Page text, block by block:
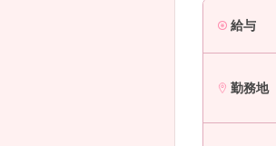
給与
勤務地